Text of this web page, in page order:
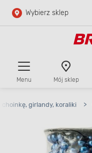
Przejdź do głównej
Wybierz sklep
Menu Mój sklep
girlandy, koraliki >